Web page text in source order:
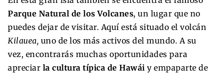
Parque Natural de los Volcanes, un lugar que no
puedes dejar de visitar. Aquí está situado el volcán
Kilauea, uno de los más activos del mundo. A su
vez, encontrarás muchas oportunidades para
apreciar la cultura típica de Hawái y empaparte de